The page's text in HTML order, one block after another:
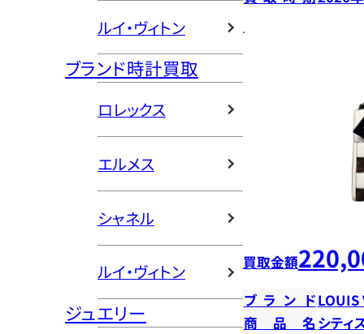
ルイ・ヴィトン
ブランド時計買取
ロレックス
エルメス
シャネル
ルイ・ヴィトン
ジュエリー
買取金額
ブランドLOUIS
商品名 シティ